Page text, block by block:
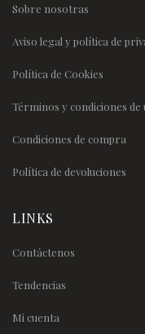
Sobre nosotras
Aviso legal y política de
Política de Cookies
Términos y condiciones de
Condiciones de compra
Política de devoluciones
LINKS
Contáctenos
Tendencias
Mi cuenta